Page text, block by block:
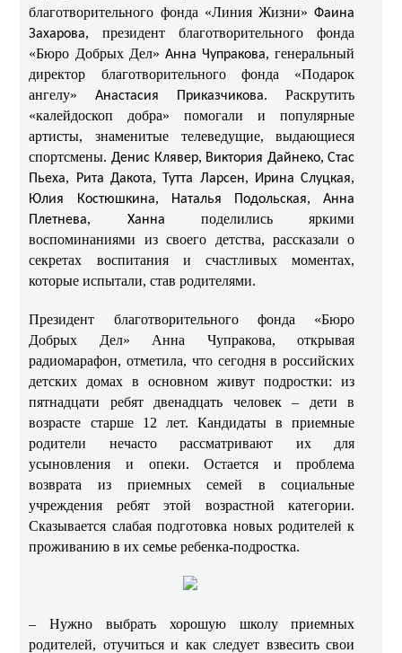
благотворительного фонда «Линия Жизни»Фаина
Захарова, президент благотворительного фонда
«Бюро Добрых Дел» Анна Чупракова, генеральный
директор благотворительного фонда «Подарок
ангелу»Анастасия Приказчикова. Раскрутить
«калейдоскоп добра» помогали и популярные
артисты, знаменитые телеведущие, выдающиеся
спортсмены. Денис Клявер, Виктория Дайнеко,Стас
Пьеха, Рита Дакота,Тутта Ларсен, Ирина Слуцкая,
Юлия Костюшкина, Наталья Подольская,Анна
Плетнева, Ханна поделились яркими
воспоминаниями из своего детства, рассказали о
секретах воспитания и счастливых моментах,
которые испытали, став родителями.
Президент благотворительного фонда «Бюро
Добрых Дел» Анна Чупракова,
открывая
радиомарафон, отметила, что сегодня в российских
детских домах в основном живут подростки: из
пятнадцати ребят двенадцать человек – дети в
возрасте старше 12 лет. Кандидаты в приемные
родители нечасто рассматривают их для
усыновления и опеки. Остается и проблема
возврата из приемных семей в социальные
учреждения ребят этой возрастной категории.
Сказывается слабая подготовка новых родителей к
проживанию в их семье ребенка-подростка.
–
Нужно выбрать хорошую школу приемных
родителей, отучиться и как следует взвесить свои